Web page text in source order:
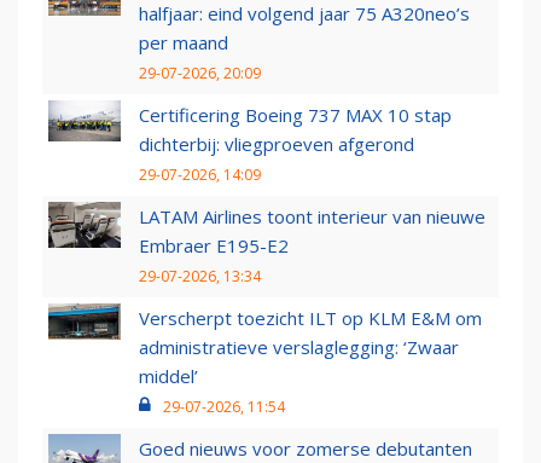
halfjaar: eind volgend jaar 75 A320neo’s
per maand
29-07-2026, 20:09
Certificering Boeing 737 MAX 10 stap
dichterbij: vliegproeven afgerond
29-07-2026, 14:09
LATAM Airlines toont interieur van nieuwe
Embraer E195-E2
29-07-2026, 13:34
Verscherpt toezicht ILT op KLM E&M om
administratieve verslaglegging: ‘Zwaar
middel’
29-07-2026, 11:54
Goed nieuws voor zomerse debutanten